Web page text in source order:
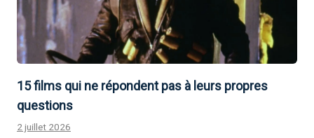
15 films qui ne répondent pas à leurs propres
questions
2 juillet 2026